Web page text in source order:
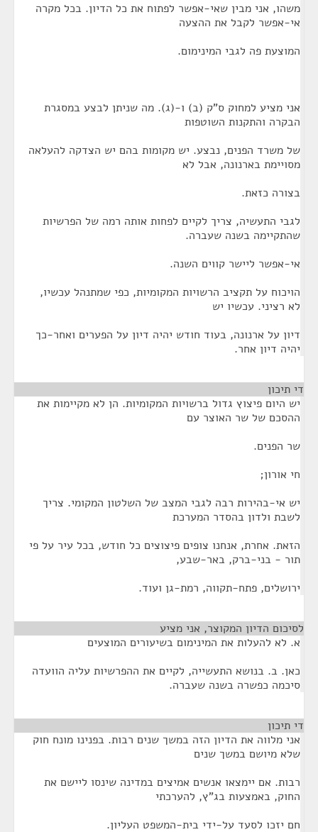
משהו, אני מבין שאי-אפשר לפתוח את כל הדיון. בכל מקרה
אי-אפשר לקבל את ההצעה
המוצעת פה לגבי המינימום.
אני מציע למחוק ס"ק (ב) ו-(ג). מה שניתן לבצע במסגרת
הבקרה והתקנות השוטפות
של משרד הפנים, נבצע. יש מקומות בהם יש הצדקה להעלאה
מסויימת בארנונה, אבל לא
בצורה כזאת.
לגבי התעשיה, צריך לקיים לפחות אותה רמה של הפרשיות
שהתקיימה בשנה שעברה.
אי-אפשר ליישר קווים השנה.
הויכוח על תקציב הרשויות המקומיות, כפי שמתנהל עכשיו,
לא רציני. עכשיו יש
דיון על ארנונה, בעוד חודש יהיה דיון על הפערים ואחר-כך
יהיה דיון אחר.
די תיכון
יש היום פיצוץ גדול ברשויות המקומיות. הן לא מקיימות את
ההסכם של שר האוצר עם
שר הפנים.
חי אורון;
יש אי-בהירות רבה לגבי המצב של השלטון המקומי. צריך
לשבת ולדון בהסדר המערכת
הזאת. אחרת, אנחנו צופים פיצוצים כל חודש, בכל עיר על פי
תור - בני-ברק, באר-שבע,
ירושלים, פתח-תקווה, רמת-גן ועוד.
לסיכום הדיון המקוצר, אני מציע
א. לא להעלות את המינימום בשיעורים המוצעים
כאן. ב. בנושא התעשייה, לקיים את ההפרשיות עליה הוועדה
סיכמה כפשרה בשנה שעברה.
די תיכון
אני מלווה את הדיון הזה במשך שנים רבות. בפנינו מונח חוק
שלא מיושם במשך שנים
רבות. אם יימצאו אנשים אמיצים במדינה שינסו ליישם את
החוק, באמצעות בג"ץ, להערכתי
חם יזכו לסעד על-ידי בית-המשפט העליון.